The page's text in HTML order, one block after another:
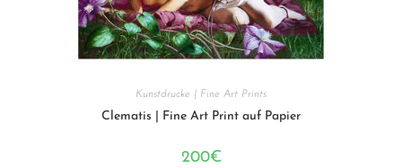
Kunstdrucke | Fine Art Prints
Clematis | Fine Art Print auf Papier
200€